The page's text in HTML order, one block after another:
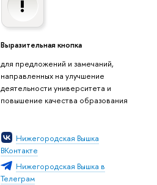
Выразительная кнопка
для предложений и замечаний,
направленных на улучшение
деятельности университета и
повышение качества образования
Нижегородская Вышка
ВКонтакте
Нижегородская Вышка в
Телеграм